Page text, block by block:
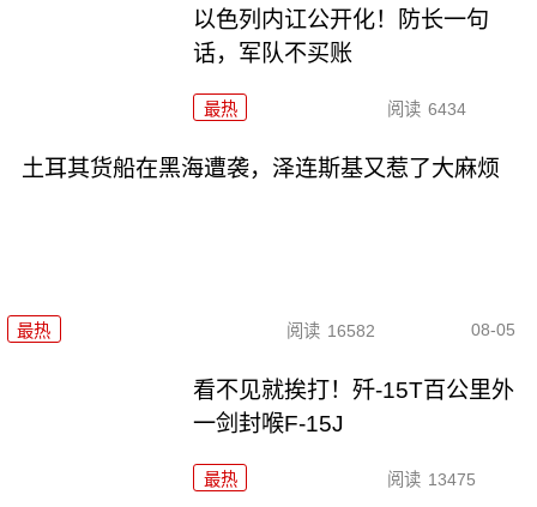
以色列内讧公开化！防长一句
话，军队不买账
最热 阅读 6434
土耳其货船在黑海遭袭，泽连斯基又惹了大麻烦
最热 阅读 16582 08-05
看不见就挨打！歼-15T百公里外
一剑封喉F-15J
最热 阅读 13475